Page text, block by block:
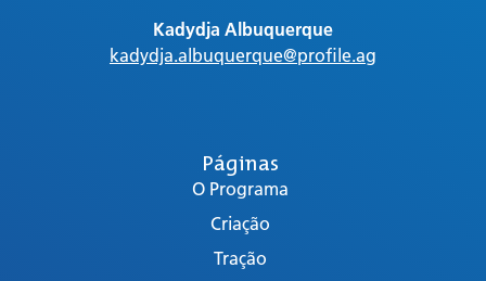
Páginas
O Programa
Criação
Tração
Kadydja Albuquerque
kadydja.albuquerque@profile.ag